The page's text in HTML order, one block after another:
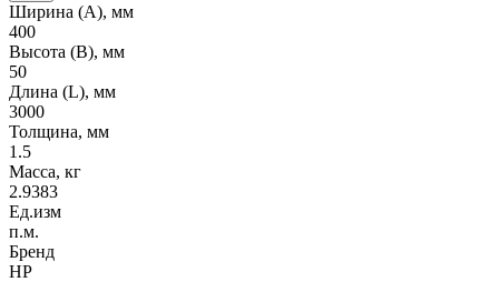
Ширина (А), мм
400
Высота (В), мм
50
Длина (L), мм
3000
Толщина, мм
1.5
Масса, кг
2.9383
Ед.изм
п.м.
Бренд
НР